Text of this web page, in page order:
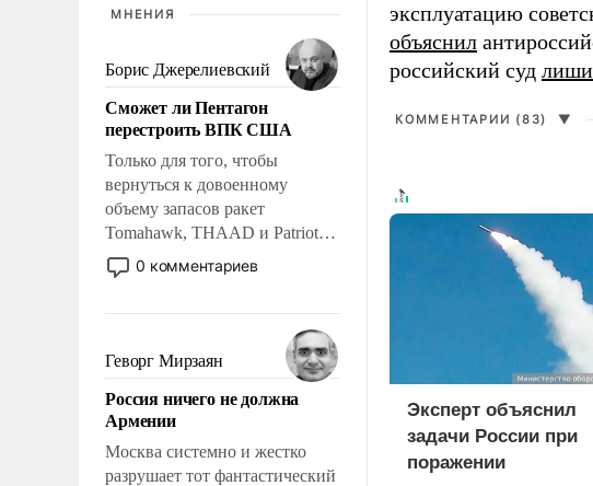
МНЕНИЯ
Борис Джерелиевский
Сможет ли Пентагон
перестроить ВПК США
Только для того, чтобы
вернуться к довоенному
объему запасов ракет
Tomahawk, THAAD и Patriot
США потребуется более трех
лет. Даже небольшая война с
Сложившаяся ситуация
означает многолетний период
уязвимости США, например,
перед Китаем.
0 комментариев
Геворг Мирзаян
Россия ничего не должна
Армении
Москва системно и жестко
разрушает тот фантастический
эксплуатацию
объяснил
российский суд
КОММЕНТАРИИ (83) ▼
Эксперт объяснил
задачи России при
поражении